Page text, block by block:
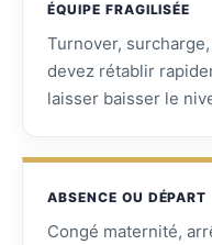
ÉQUIPE FRAGILISÉE
Turnover,
devez rétablir
laisser baisser le
ABSENCE OU DÉPART
Congé maternité,